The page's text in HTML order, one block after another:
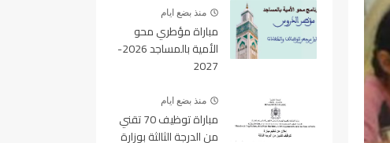
والتقنيين
منذ بضع ايام
مباراة مؤطري محو
الأمية بالمساجد 2026-
2027
منذ بضع ايام
مباراة توظيف 70 تقني
من الدرجة الثالثة بوزارة